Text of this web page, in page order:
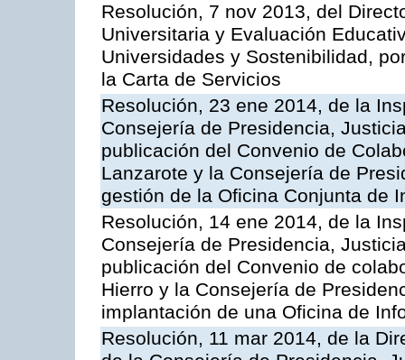
Resolución, 7 nov 2013, del
Universitaria y Evaluación
Universidades y Sostenibilidad,
la Carta de Servicios
Resolución, 23 ene 2014, de la
Consejería de Presidencia,
publicación del Convenio de
Lanzarote y la Consejería de
gestión de la Oficina Conjunta de
Resolución, 14 ene 2014, de la
Consejería de Presidencia,
publicación del Convenio de
Hierro y la Consejería de
implantación de una Oficina de
Resolución, 11 mar 2014, de la